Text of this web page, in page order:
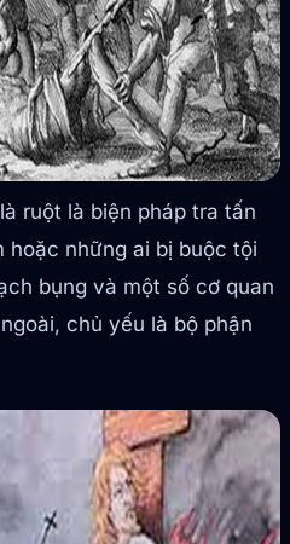
ruột là biện pháp tra tấn
hoặc những ai bị buộc tội
bụng và một số cơ quan
chủ yếu là bộ phận